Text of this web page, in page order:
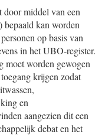
middel van een
bepaald kan worden
op basis van
in het UBO-register.
moet worden gewogen
krijgen zodat
en
aangezien dit een
debat en het